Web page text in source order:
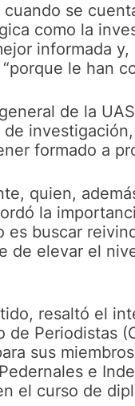
se
como la
informada
le han
de la
de
formado a
quien,
la
es buscar
de elevar el
resaltó el
de Periodistas
sus
e
el curso de